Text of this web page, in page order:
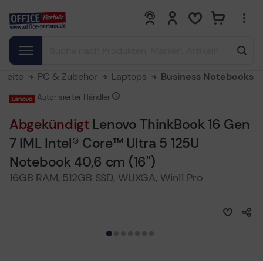
0 0
PC & Zubehör Laptops Business Notebooks
AbgekündigtLenovo ThinkBook 16 Gen
7 IML Intel® Core™ Ultra 5 125U
Notebook 40,6 cm (16")
16GB RAM, 512GB SSD, WUXGA, Win11 Pro
Autorisierter Händler